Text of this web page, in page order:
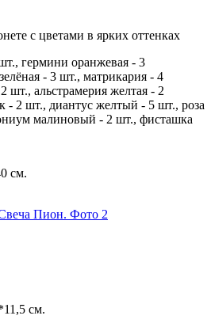
с цветами в ярких оттенках
гермини оранжевая - 3
- 3 шт., матрикария - 4
шт., альстрамерия желтая - 2
- 2 шт., диантус желтый - 5 шт., роза
малиновый - 2 шт., фисташка
см.
см.